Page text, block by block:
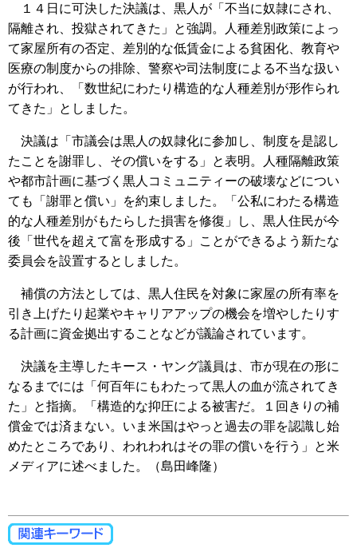
１４日に可決した決議は、黒人が「不当に奴隷にされ、
隔離され、投獄されてきた」と強調。人種差別政策によっ
て家屋所有の否定、差別的な低賃金による貧困化、教育や
医療の制度からの排除、警察や司法制度による不当な扱い
が行われ、「数世紀にわたり構造的な人種差別が形作られ
てきた」としました。
決議は「市議会は黒人の奴隷化に参加し、制度を是認し
たことを謝罪し、その償いをする」と表明。人種隔離政策
や都市計画に基づく黒人コミュニティーの破壊などについ
ても「謝罪と償い」を約束しました。「公私にわたる構造
的な人種差別がもたらした損害を修復」し、黒人住民が今
後「世代を超えて富を形成する」ことができるよう新たな
委員会を設置するとしました。
補償の方法としては、黒人住民を対象に家屋の所有率を
引き上げたり起業やキャリアアップの機会を増やしたりす
る計画に資金拠出することなどが議論されています。
決議を主導したキース・ヤング議員は、市が現在の形に
なるまでには「何百年にもわたって黒人の血が流されてき
た」と指摘。「構造的な抑圧による被害だ。１回きりの補
償金では済まない。いま米国はやっと過去の罪を認識し始
めたところであり、われわれはその罪の償いを行う」と米
メディアに述べました。（島田峰隆）